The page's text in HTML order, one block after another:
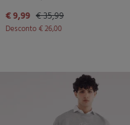
€ 9,99 € 35,99
Desconto€ 26,00